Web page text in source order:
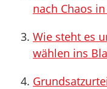
nach Chaos
Wie steht es
wählen ins